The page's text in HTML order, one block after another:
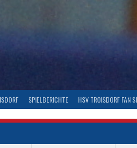
SPIELBERICHTE HSV TROISDORF FAN